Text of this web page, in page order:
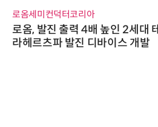
로옴세미컨덕터코리아
로옴, 발진 출력 4배 높인 2세대 테
라헤르츠파 발진 디바이스 개발